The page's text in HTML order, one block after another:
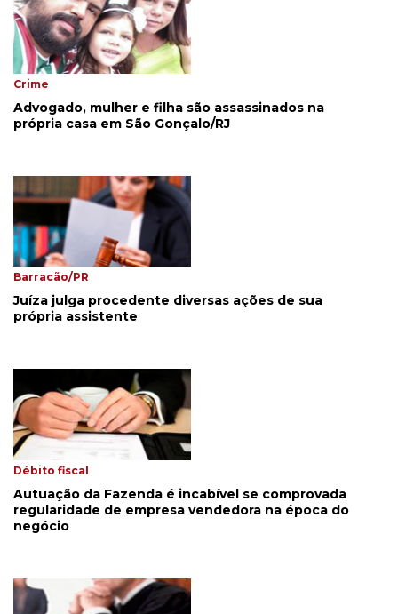
Crime
Advogado, mulher e filha são assassinados na
própria casa em São Gonçalo/RJ
Barracão/PR
Juíza julga procedente diversas ações de sua
própria assistente
Débito fiscal
Autuação da Fazenda é incabível se comprovada
regularidade de empresa vendedora na época do
negócio